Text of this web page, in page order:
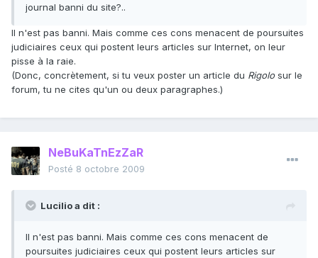
journal banni du site?..
Il n'est pas banni. Mais comme ces cons menacent de poursuites
judiciaires ceux qui postent leurs articles sur Internet, on leur
pisse à la raie.
(Donc, concrètement, si tu veux poster un article du Rigolosur le
forum, tu ne cites qu'un ou deux paragraphes.)
NeBuKaTnEzZaR
Posté 8 octobre 2009
Lucilio a dit :
Il n'est pas banni. Mais comme ces cons menacent de
poursuites judiciaires ceux qui postent leurs articles sur